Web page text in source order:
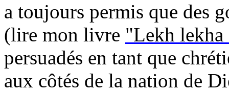
a toujours permis que des
(lire mon livre "Lekh lekha
persuadés en tant que
aux côtés de la nation de